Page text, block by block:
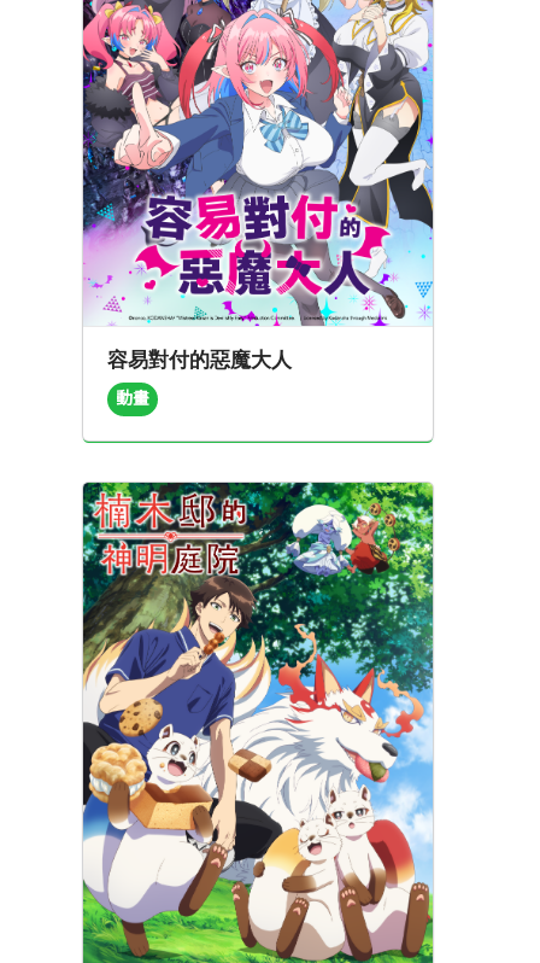
容易對付的惡魔大人
動畫